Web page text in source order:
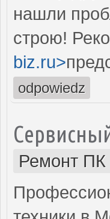
нашли
строю!
biz.ru>
odpowiedz
Ремонт ПК